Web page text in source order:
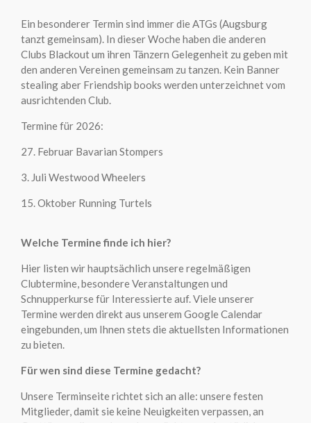
Ein besonderer Termin sind immer die ATGs (Augsburg
tanzt gemeinsam). In dieser Woche haben die anderen
Clubs Blackout um ihren Tänzern Gelegenheit zu geben mit
den anderen Vereinen gemeinsam zu tanzen. Kein Banner
stealing aber Friendship books werden unterzeichnet vom
ausrichtenden Club.
Termine für 2026:
27. Februar Bavarian Stompers
3. Juli Westwood Wheelers
15. Oktober Running Turtels
Welche Termine finde ich hier?
Hier listen wir hauptsächlich unsere regelmäßigen
Clubtermine, besondere Veranstaltungen und
Schnupperkurse für Interessierte auf. Viele unserer
Termine werden direkt aus unserem Google Calendar
eingebunden, um Ihnen stets die aktuellsten Informationen
zu bieten.
Für wen sind diese Termine gedacht?
Unsere Terminseite richtet sich an alle: unsere festen
Mitglieder, damit sie keine Neuigkeiten verpassen, an